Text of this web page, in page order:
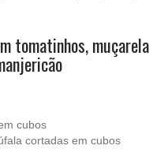
tomatinhos, muçarela
cubos
cortadas em cubos